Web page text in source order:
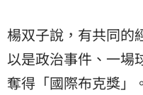
楊双子說，有共同的
以是政治事件、一場
奪得「國際布克獎」。